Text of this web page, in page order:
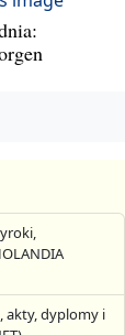
akty, dyplomy i